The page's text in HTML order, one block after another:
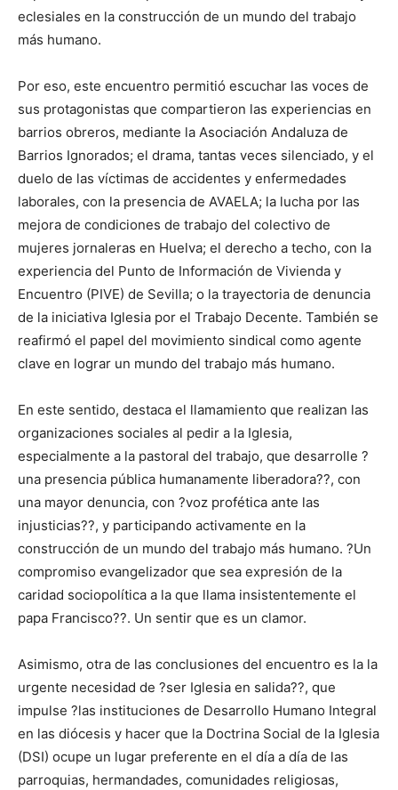
eclesiales en la construcción de un mundo del trabajo
más humano.
Por eso, este encuentro permitió escuchar las voces de
sus protagonistas que compartieron las experiencias en
barrios obreros, mediante la Asociación Andaluza de
Barrios Ignorados; el drama, tantas veces silenciado, y el
duelo de las víctimas de accidentes y enfermedades
laborales, con la presencia de AVAELA; la lucha por las
mejora de condiciones de trabajo del colectivo de
mujeres jornaleras en Huelva; el derecho a techo, con la
experiencia del Punto de Información de Vivienda y
Encuentro (PIVE) de Sevilla; o la trayectoria de denuncia
de la iniciativa Iglesia por el Trabajo Decente. También se
reafirmó el papel del movimiento sindical como agente
clave en lograr un mundo del trabajo más humano.
En este sentido, destaca el llamamiento que realizan las
organizaciones sociales al pedir a la Iglesia,
especialmente a la pastoral del trabajo, que desarrolle ?
una presencia pública humanamente liberadora??, con
una mayor denuncia, con ?voz profética ante las
injusticias??, y participando activamente en la
construcción de un mundo del trabajo más humano. ?Un
compromiso evangelizador que sea expresión de la
caridad sociopolítica a la que llama insistentemente el
papa Francisco??. Un sentir que es un clamor.
Asimismo, otra de las conclusiones del encuentro es la la
urgente necesidad de ?ser Iglesia en salida??, que
impulse ?las instituciones de Desarrollo Humano Integral
en las diócesis y hacer que la Doctrina Social de la Iglesia
(DSI) ocupe un lugar preferente en el día a día de las
parroquias, hermandades, comunidades religiosas,